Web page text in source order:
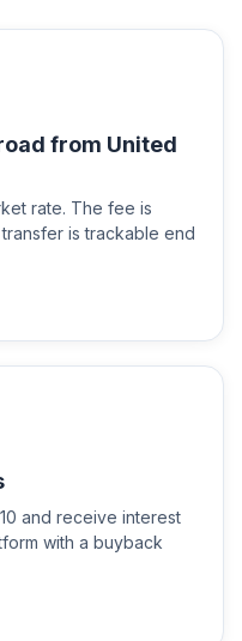
from United
rate. The fee is
is trackable end
and receive interest
with a buyback